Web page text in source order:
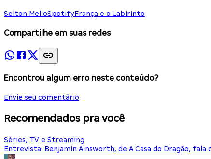
Selton MelloSpotifyFrança e o Labirinto
Compartilhe em suas redes
Encontrou algum erro neste conteúdo?
Envie seu comentário
Recomendados pra você
Séries, TV e Streaming
Entrevista: Benjamin Ainsworth, de A Casa do Dragão, fala